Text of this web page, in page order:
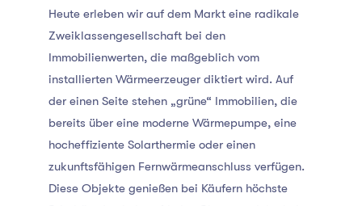
Heute erleben wir auf dem Markt eine radikale
Zweiklassengesellschaft bei den
Immobilienwerten, die maßgeblich vom
installierten Wärmeerzeuger diktiert wird. Auf
der einen Seite stehen „grüne“ Immobilien, die
bereits über eine moderne Wärmepumpe, eine
hocheffiziente Solarthermie oder einen
zukunftsfähigen Fernwärmeanschluss verfügen.
Diese Objekte genießen bei Käufern höchste